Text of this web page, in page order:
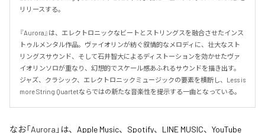
リリースする。
『Aurora』は、エレクトロニックなビートとストリングスを融合させたインス
トゥルメンタル作品。ヴァイオリンが紡ぐ叙情的なメロディに、壮大なスト
リングスサウンド、そして石井智大によるディストーションを効かせたヴァ
イオリンソロが重なり、幻想的でスケール感あふれるサウンドを描き出す。
ジャズ、クラシック、エレクトロニックミュージックの要素を横断し、Less is
more String Quartetならではの新たな音楽性を提示する一曲となっている。
なお「Aurora 」は、 Apple Music、 Spotify、 LINE MUSIC、 YouTube